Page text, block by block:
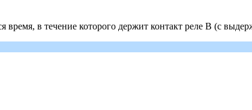
время, в течение которого держит контакт реле В (с